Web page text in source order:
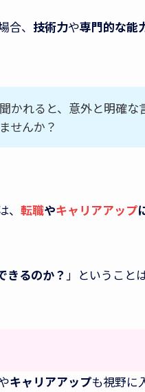
、 技術力や専門的な能
かれると、意外と明確な
せんか？
転職やキャリアアップ
きるのか？ 」ということ
キャリアアップも視野に